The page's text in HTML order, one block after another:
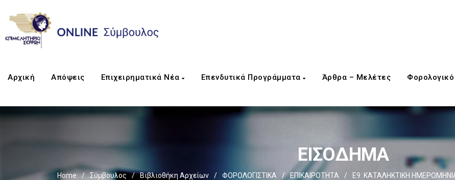
Αρχική Απόψεις Επιχειρηματικά Νέα Επενδυτικά Προγράμματα Άρθρα – Μελέτες
ΕΙΣΟΔΗΜΑ
Home / Σύμβουλος / Βιβλιοθήκη Αρχείων / ΦΟΡΟΛΟΓΙΣΤΙΚΑ / ΕΠΙΚΑΙΡΟΤΗΤΑ /
Ε9: ΚΑΤΑΛΗΚΤΙΚΗ